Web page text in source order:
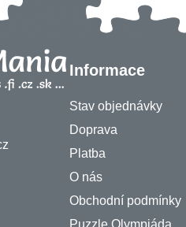
Informace
Stav objednávky
Doprava
Platba
O nás
Obchodní podmínky
Puzzle Olympiáda